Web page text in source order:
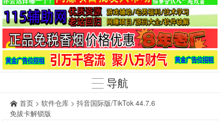
导航
首页 > 软件仓库 > 抖音国际版/TikTok 44.7.6
免拔卡解锁版